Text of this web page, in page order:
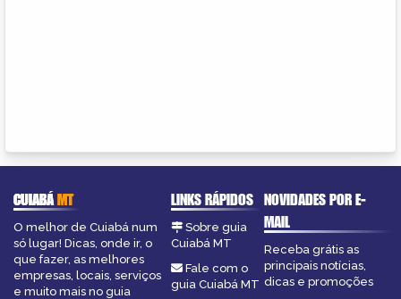
CUIABÁMT
O melhor de Cuiabá num
só lugar! Dicas, onde ir, o
que fazer, as melhores
empresas, locais, serviços
e muito mais no guia
LINKS RÁPIDOS
Sobre guia
Cuiabá MT
Fale com o
guia Cuiabá MT
NOVIDADES POR E-
MAIL
Receba grátis as
principais notícias,
dicas e promoções